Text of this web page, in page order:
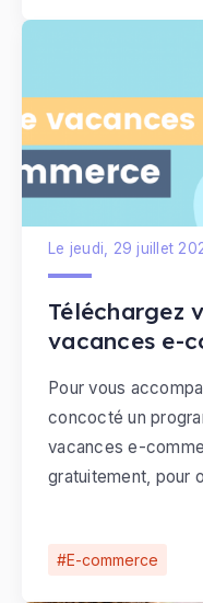
E-commerce
Téléchargez
vacances e-
Le jeudi, 29 juillet
Pour vous
concocté un
vacances e-
gratuitement, pour